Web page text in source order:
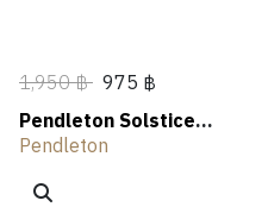
1,950 ฿ 975 ฿
Pendleton Solstice
Canyon Graphic Tee
Pendleton